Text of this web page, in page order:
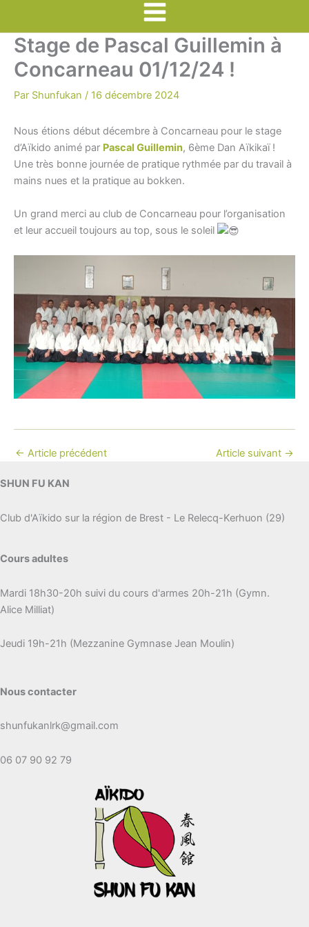
Main
Menu
Stage de Pascal Guillemin à
Concarneau 01/12/24 !
Par Shunfukan / 16 décembre 2024
Nous étions début décembre à Concarneau pour le stage
d’Aïkido animé par Pascal Guillemin, 6ème Dan Aïkikaï !
Une très bonne journée de pratique rythmée par du travail à
mains nues et la pratique au bokken.
Un grand merci au club de Concarneau pour l’organisation
et leur accueil toujours au top, sous le soleil
← Article précédent Article suivant →
SHUN FU KAN
Club d'Aïkido sur la région de Brest - Le Relecq-Kerhuon (29)
Cours adultes
Mardi 18h30-20h suivi du cours d'armes 20h-21h (Gymn.
Alice Milliat)
Jeudi 19h-21h (Mezzanine Gymnase Jean Moulin)
Nous contacter
shunfukanlrk@gmail.com
06 07 90 92 79